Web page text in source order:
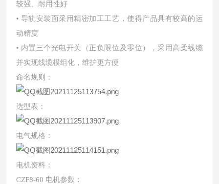
较强、耐用性好
• 导轨安装面采用精密加工工艺，使得产品具有较高的运
动精度
• 内置三个光电开关（正负限位及零位），采用高柔线缆
并实现线缆模组化，维护更方便
命名规则：
选型表：
电气规格：
电机资料：
CZF8-60 电机参数：